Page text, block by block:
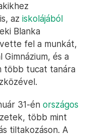
az iskolájából
Blanka
fel a munkát,
és a
több tucat tanára
31-én országos
több mint
tiltakozáson. A